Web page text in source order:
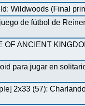
Wildwoods (Final
de fútbol de
OF ANCIENT
para jugar en
2x33 (57):